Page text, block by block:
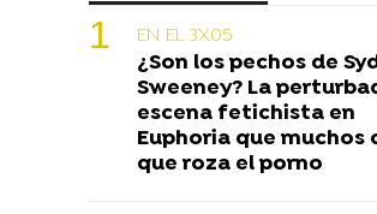
EN EL 3X05
¿Son los pechos de
Sweeney? La
escena fetichista en
Euphoria que muchos
que roza el porno